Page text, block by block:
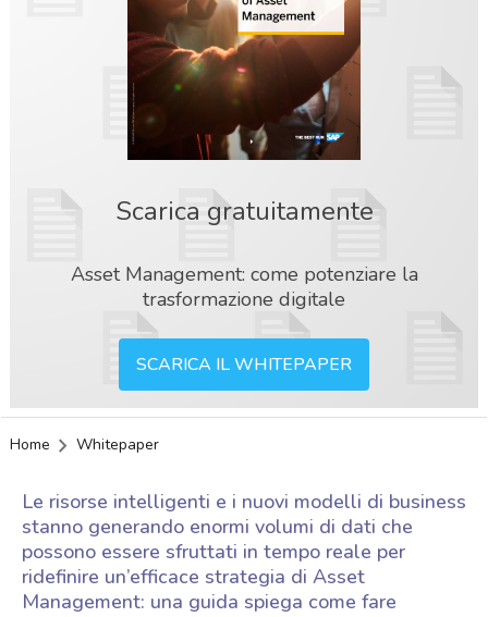
Scarica gratuitamente
Asset Management: come potenziare la
trasformazione digitale
SCARICA IL WHITEPAPER
Home Whitepaper
Le risorse intelligenti e i nuovi modelli di business
stanno generando enormi volumi di dati che
possono essere sfruttati in tempo reale per
ridefinire un’efficace strategia di Asset
Management: una guida spiega come fare